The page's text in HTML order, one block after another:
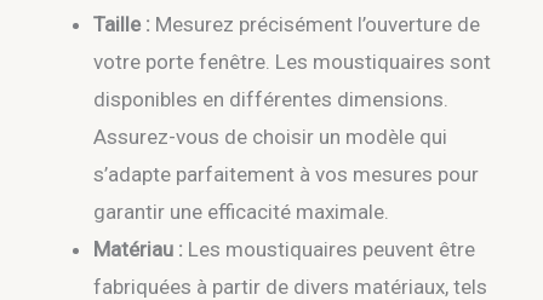
Taille : Mesurez précisément l’ouverture de
votre porte fenêtre. Les moustiquaires sont
disponibles en différentes dimensions.
Assurez-vous de choisir un modèle qui
s’adapte parfaitement à vos mesures pour
garantir une efficacité maximale.
Matériau : Les moustiquaires peuvent être
fabriquées à partir de divers matériaux, tels